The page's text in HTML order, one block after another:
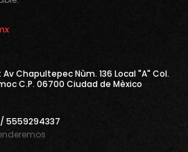
Chapultepec Nùm. 136 Local "A" Col.
C.P. 06700 Ciudad de Mèxico
5559294337